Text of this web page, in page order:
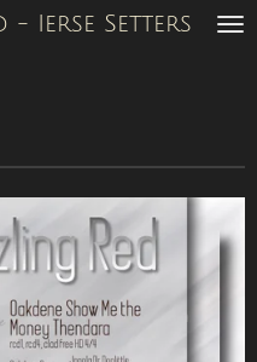
- Ierse Setters